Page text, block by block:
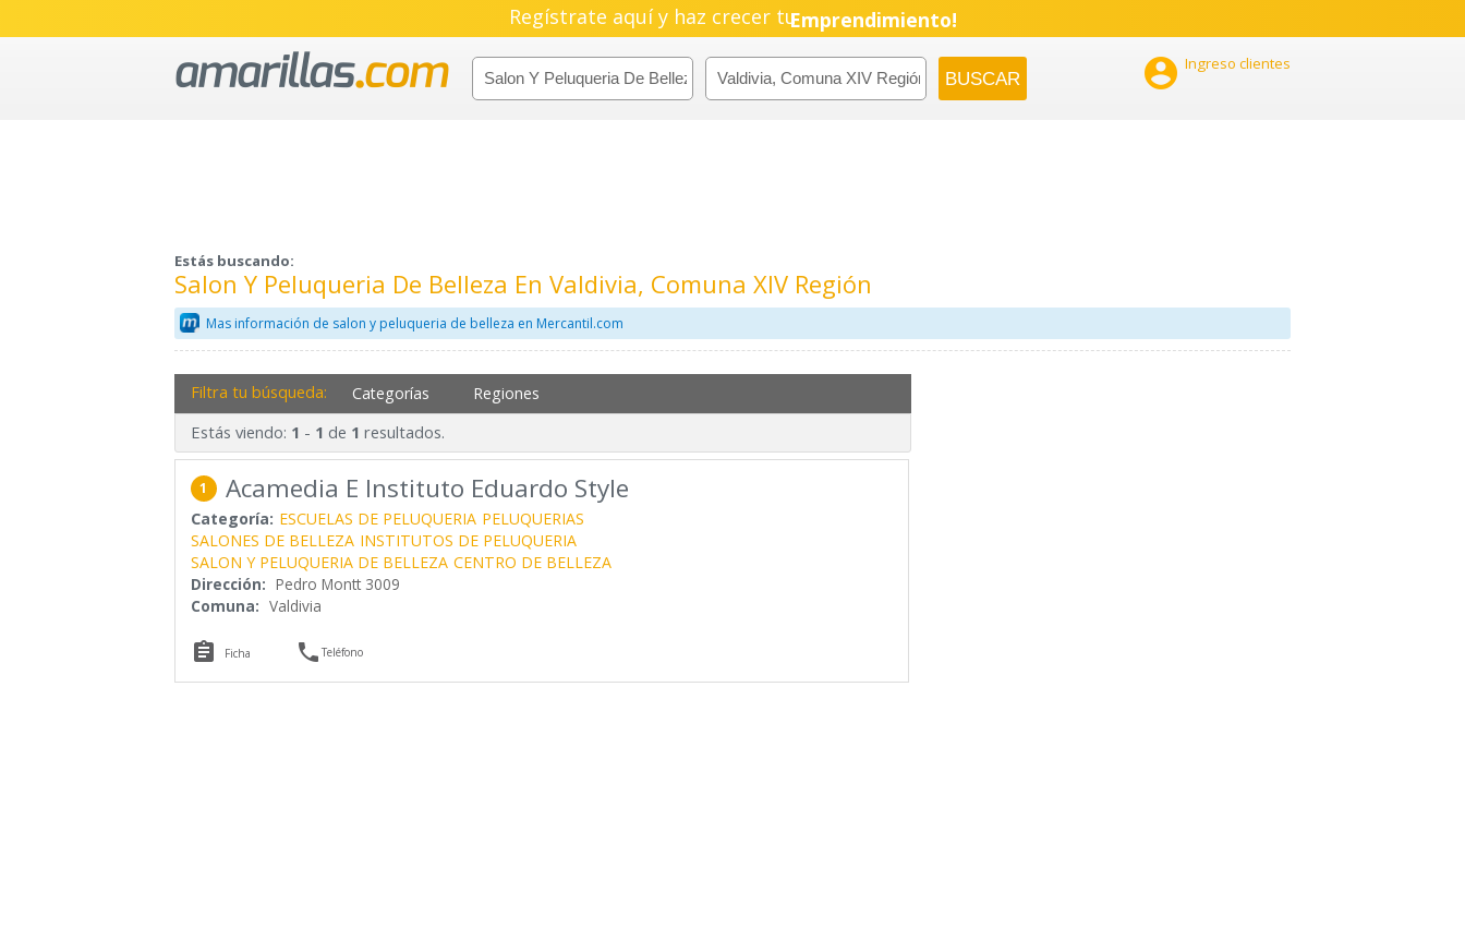
Regístrate aquí y haz crecer tuEmprendimiento!
 Ingreso clientes
Estás buscando:
Salon Y Peluqueria De Belleza En Valdivia, Comuna XIV Región
Mas información de salon y peluqueria de belleza en Mercantil.com
Filtra tu búsqueda: Categorías Regiones
Estás viendo: 1 - 1 de 1 resultados.
1 Acamedia E Instituto Eduardo Style
Categoría: ESCUELAS DE PELUQUERIA PELUQUERIAS
SALONES DE BELLEZA INSTITUTOS DE PELUQUERIA
SALON Y PELUQUERIA DE BELLEZA CENTRO DE BELLEZA
Dirección: Pedro Montt 3009
Comuna: Valdivia
 Ficha Teléfono